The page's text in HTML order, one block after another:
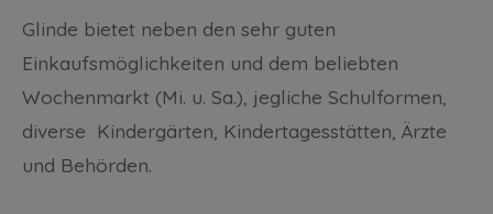
Glinde bietet neben den sehr guten
Einkaufsmöglichkeiten und dem beliebten
Wochenmarkt (Mi. u. Sa.), jegliche Schulformen,
diverse Kindergärten, Kindertagesstätten, Ärzte
und Behörden.